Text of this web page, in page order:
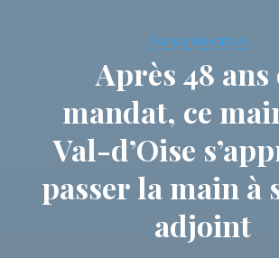
Sans indexation.
Après 48 ans
mandat, ce
Val-d’Oise
passer la main à
adjoint